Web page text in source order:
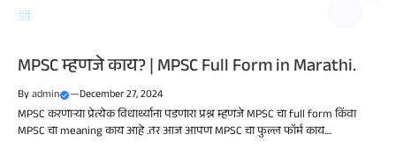
MPSC म्हणजे काय? | MPSC Full Form in Marathi.
Byadmin —December 27, 2024
MPSC करणाऱ्या प्रेत्येक विधार्थ्याना पडणारा प्रश्न म्हणजे MPSC चा full form किंवा
MPSC चा meaning काय आहे .तर आज आपण MPSC चा फुल्ल फॉर्म काय....